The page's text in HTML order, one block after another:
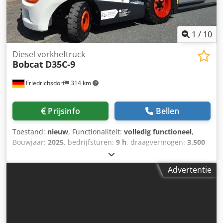
1 / 10
Friedrichsdorf 314 km
Diesel vorkheftruck
Bobcat D35C-9
Prijsinfo Bellen
Toestand: nieuw, Functionaliteit: volledig functioneel,
Bouwjaar: 2025, bedrijfsturen: 9 h, draagvermogen: 3.500
, vrije hefhoogte:
brandstoftype:diesel, masttype:triplex, bouwhoogte:
Advertentie